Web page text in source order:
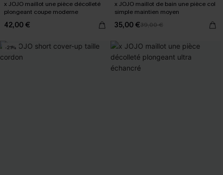
x JOJO maillot une pièce décolleté
plongeant coupe moderne
42,00 €
x JOJO maillot de bain une pièce col
simple maintien moyen
35,00 €39,00 €
-21%